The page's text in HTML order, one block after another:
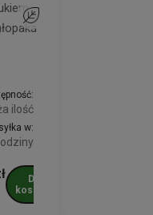
ilość
w:
Do
koszyka
Do ulubionych